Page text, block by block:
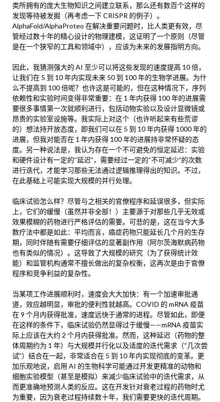
类所拥有的庞大生物知识之间建立联系，那么还有数百个这样的
发现等待被发掘（再考虑一下 CRISPR 的例子）。
AlphaFold/AlphaProteo 在解决重要问题时，比人类更有效，尽
管经过数十年的精心设计的物理建模，这证明了一个原则（尽管
是在一个狭窄的工具和领域中），应该为未来的发展指明方向。
因此，我猜测强大的 AI 至少可以将这些发现的速度提高 10 倍，
让我们在 5 到 10 年内实现未来 50 到 100 年的生物学进展。为什
么不提高到 100 倍呢？也许这是可能的，但在这种情况下，序列
依赖性和实验时间变得非常重要：在 1 年内获得 100 年的进展需
要很多事情第一次就顺利进行，包括动物实验以及设计显微镜或
昂贵的实验室设施等。我实际上对这个（也许听起来有些荒谬
的）想法持开放态度，即我们可以在 5 到 10 年内获得 1000 年的
进展，但我对能否在 1 年内获得 100 年的进展持非常怀疑的态
度。另一种说法是，我认为存在一个不可避免的恒定延迟：实验
和硬件设计有一定的“延迟”，需要经过一定的“不可减少”的次数
进行迭代，才能学习那些无法通过逻辑推理得出的知识。不过，
在此基础上可能实现大规模的并行处理。
临床试验怎么样？尽管与之相关的官僚程序和延误很多，但实际
上，它们的缓慢（虽然并非全部！）主要源于对那些几乎无效或
效果模糊的药物进行严格评估的需要。可悲的是，这在当今大多
数疗法中都是如此：平均而言，癌症药物只能延长几个月的生存
期，同时伴随有需要仔细评估的显著副作用（阿尔茨海默病药物
也有类似的情况）。这导致了大规模的研究（为了获得统计效
能）和监管机构通常不擅长做出的复杂权衡，这再次是由于官僚
程序和竞争利益的复杂性。
当某项工作进展顺利时，速度会大大加快：有一个加速审批通
道，效应越明显，审批的便利性就越高。COVID 的 mRNA 疫苗
在 9 个月内获得批准，速度远快于通常的进程。尽管如此，即便
在这样的条件下，临床试验仍然显得过于缓慢——mRNA 疫苗实
际上应该在大约 2 个月内获得批准。然而，这种延迟（药物的整
体周期约为 1 年）与大规模并行化以及适度的迭代需求（“几次尝
试”）结合在一起，非常适合在 5 到 10 年内实现彻底的变革。更
加乐观地说，启用 AI 的生物科学可能通过开发更精准的动物和
细胞实验模型（甚至是模拟）来减少临床试验中的迭代需求，从
而更准确地预测人类的反应。这在开发针对衰老过程的药物时尤
为重要，因为衰老过程持续数十年，我们需要更快的迭代周期。